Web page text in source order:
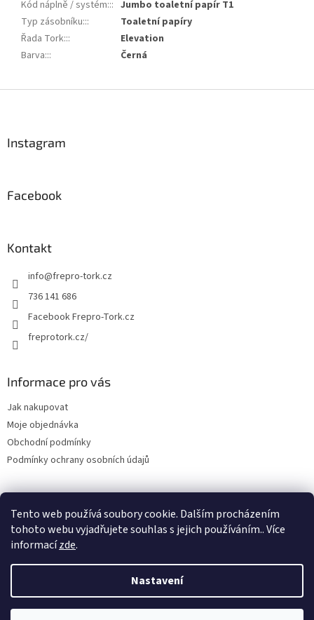
Tento web používá soubory cookie. Dalším procházením
tohoto webu vyjadřujete souhlas s jejich používáním.. Více
informacízde.
Nastavení
Kód náplně / systém::: Jumbo toaletní papír T1
Typ zásobníku:::
Toaletní papíry
Řada Tork:::
Elevation
Barva::: Černá
Instagram
Facebook
Kontakt
info@frepro-tork.cz
736 141 686
Facebook Frepro-Tork.cz
freprotork.cz/
Informace pro vás
Jak nakupovat
Moje objednávka
Obchodní podmínky
Podmínky ochrany osobních údajů
Facebook FREPRO-TORK.CZ Instagram FREPRO-TORK.cz
Vytvořil Shoptet